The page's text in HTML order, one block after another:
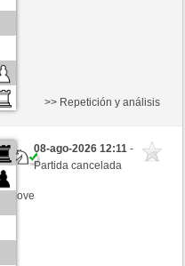
move
>> Repetición y análisis
08-ago-2026 12:11-
Partida cancelada